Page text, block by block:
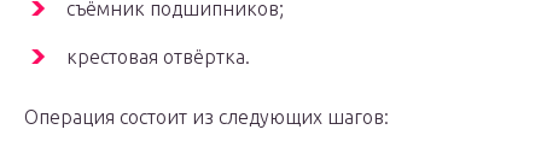
съёмник подшипников;
крестовая отвёртка.
Операция состоит из следующих шагов: